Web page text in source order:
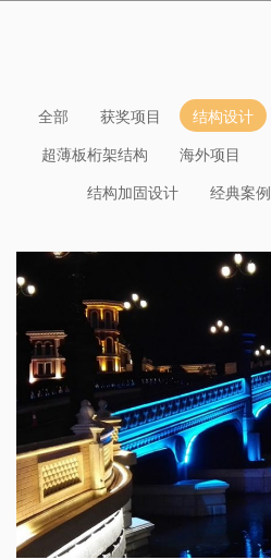
全部 获奖项目 结构设计
超薄板桁架结构
海外项目
结构加固设计
经典案例